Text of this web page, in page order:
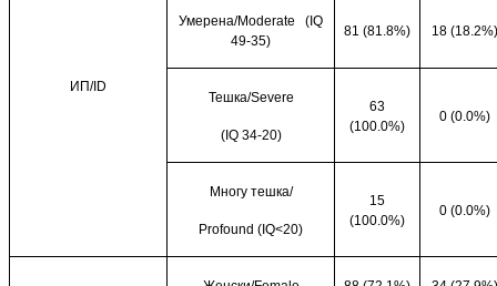
ИП/ID
Умерена/Moderate
(IQ
49-35)
81 (81.8%) 18 (18.2%)
Тешка/Severe
(IQ 34-20)
63
(100.0%)
0 (0.0%)
Многу тешка/
Profound (IQ<20)
15
(100.0%)
0 (0.0%)